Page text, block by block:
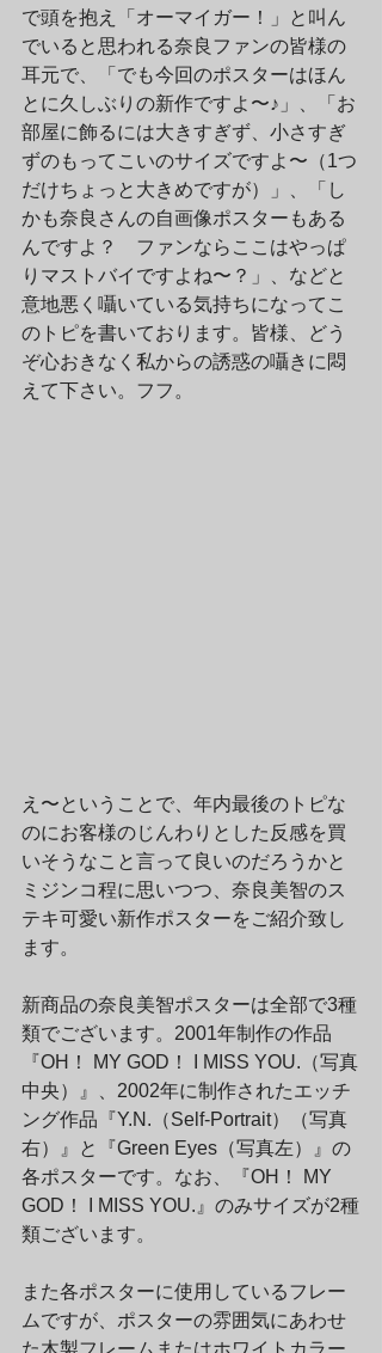
で頭を抱え「オーマイガー！」と叫ん
でいると思われる奈良ファンの皆様の
耳元で、「でも今回のポスターはほん
とに久しぶりの新作ですよ〜♪」、「お
部屋に飾るには大きすぎず、小さすぎ
ずのもってこいのサイズですよ〜（1つ
だけちょっと大きめですが）」、「し
かも奈良さんの自画像ポスターもある
んですよ？　ファンならここはやっぱ
りマストバイですよね〜？」、などと
意地悪く囁いている気持ちになってこ
のトピを書いております。皆様、どう
ぞ心おきなく私からの誘惑の囁きに悶
えて下さい。フフ。
え〜ということで、年内最後のトピな
のにお客様のじんわりとした反感を買
いそうなこと言って良いのだろうかと
ミジンコ程に思いつつ、奈良美智のス
テキ可愛い新作ポスターをご紹介致し
ます。
新商品の奈良美智ポスターは全部で3種
類でございます。2001年制作の作品
『OH！ MY GOD！ I MISS YOU.（写真
中央）』、2002年に制作されたエッチ
ング作品『Y.N.（Self-Portrait）（写真
右）』と『Green Eyes（写真左）』の
各ポスターです。なお、『OH！ MY
GOD！ I MISS YOU.』のみサイズが2種
類ございます。
また各ポスターに使用しているフレー
ムですが、ポスターの雰囲気にあわせ
た木製フレームまたはホワイトカラー